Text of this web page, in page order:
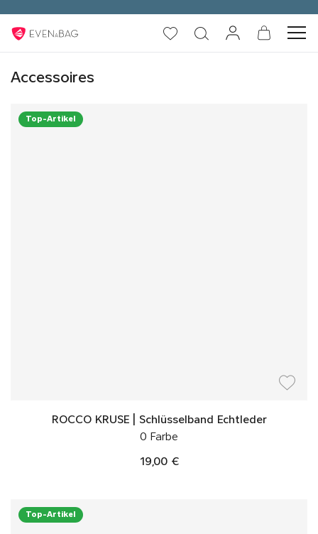
Accessoires
Top-Artikel
ROCCO KRUSE | Schlüsselband Echtleder
0 Farbe
19,00 €
Top-Artikel